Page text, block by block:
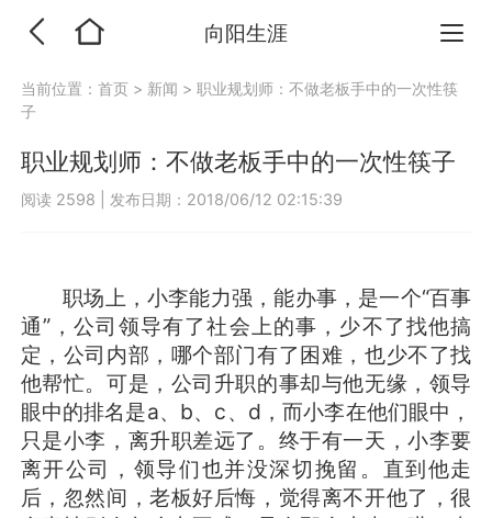
向阳生涯
当前位置：首页 > 新闻 >职业规划师：不做老板手中的一次性筷
子
职业规划师：不做老板手中的一次性筷子
阅读 2598 发布日期：2018/06/12 02:15:39
职场上，小李能力强，能办事，是一个“百事
通”，公司领导有了社会上的事，少不了找他搞
定，公司内部，哪个部门有了困难，也少不了找
他帮忙。可是，公司升职的事却与他无缘，领导
眼中的排名是a、b、c、d，而小李在他们眼中，
只是小李，离升职差远了。终于有一天，小李要
离开公司，领导们也并没深切挽留。直到他走
后，忽然间，老板好后悔，觉得离不开他了，很